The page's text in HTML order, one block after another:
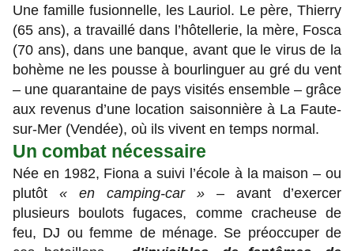
Une famille fusionnelle, les Lauriol. Le père, Thierry
(65 ans), a travaillé dans l’hôtellerie, la mère, Fosca
(70 ans), dans une banque, avant que le virus de la
bohème ne les pousse à bourlinguer au gré du vent
– une quarantaine de pays visités ensemble – grâce
aux revenus d’une location saisonnière à La Faute-
sur-Mer (Vendée), où ils vivent en temps normal.
Un combat nécessaire
Née en 1982, Fiona a suivi l’école à la maison – ou
plutôt « en camping-car » – avant d’exercer
plusieurs boulots fugaces, comme cracheuse de
feu, DJ ou femme de ménage. Se préoccuper de